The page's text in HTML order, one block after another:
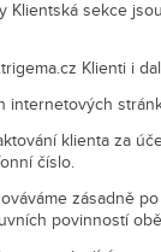
sekce
Klienti i
klienta za
číslo.
zásadně
povinností